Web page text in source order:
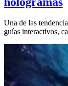
Una de las
guías interactivos,